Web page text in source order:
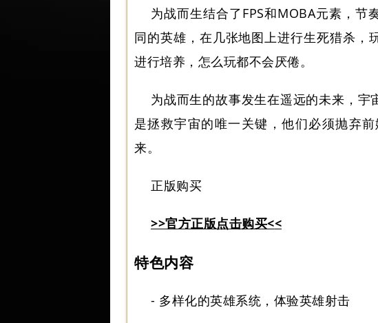
为战而生结合了FPS和MOBA元素，节
同的英雄，在几张地图上进行生死猎杀，
进行培养，怎么玩都不会厌倦。
为战而生的故事发生在遥远的未来，
是拯救宇宙的唯一关键，他们必须抛弃
来。
正版购买
>>官方正版点击购买<<
特色内容
- 多样化的英雄系统，体验英雄射击